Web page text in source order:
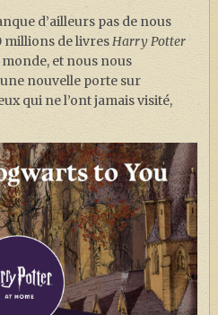
d’ailleurs pas de nous
millions de livresHarry Potter
et nous nous
nouvelle porte sur
qui ne l’ont jamais visité,